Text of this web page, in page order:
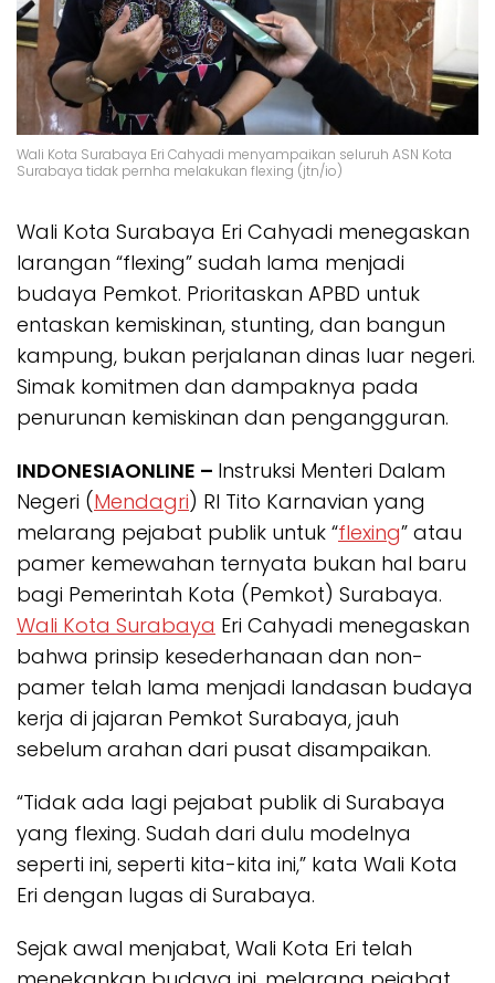
Wali Kota Surabaya Eri Cahyadi menyampaikan seluruh ASN Kota
Surabaya tidak pernha melakukan flexing (jtn/io)
Wali Kota Surabaya Eri Cahyadi menegaskan
larangan “flexing” sudah lama menjadi
budaya Pemkot. Prioritaskan APBD untuk
entaskan kemiskinan, stunting, dan bangun
kampung, bukan perjalanan dinas luar negeri.
Simak komitmen dan dampaknya pada
penurunan kemiskinan dan pengangguran.
INDONESIAONLINE – Instruksi Menteri Dalam
Negeri (Mendagri) RI Tito Karnavian yang
melarang pejabat publik untuk “flexing” atau
pamer kemewahan ternyata bukan hal baru
bagi Pemerintah Kota (Pemkot) Surabaya.
Wali Kota Surabaya Eri Cahyadi menegaskan
bahwa prinsip kesederhanaan dan non-
pamer telah lama menjadi landasan budaya
kerja di jajaran Pemkot Surabaya, jauh
sebelum arahan dari pusat disampaikan.
“Tidak ada lagi pejabat publik di Surabaya
yang flexing. Sudah dari dulu modelnya
seperti ini, seperti kita-kita ini,” kata Wali Kota
Eri dengan lugas di Surabaya.
Sejak awal menjabat, Wali Kota Eri telah